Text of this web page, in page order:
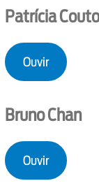
Patrícia
Ouvir
Bruno Chan
Ouvir